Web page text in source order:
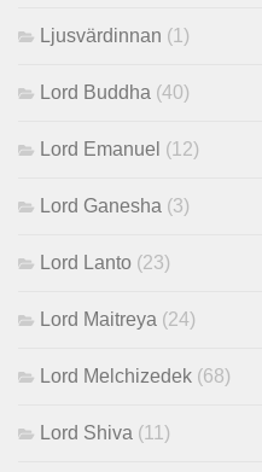
Ljusvärdinnan (1)
Lord Buddha (40)
Lord Emanuel (12)
Lord Ganesha (3)
Lord Lanto (23)
Lord Maitreya (24)
Lord Melchizedek (68)
Lord Shiva (11)